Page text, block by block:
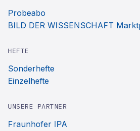
Probeabo
BILD DER WISSENSCHAFT
HEFTE
Sonderhefte
Einzelhefte
UNSERE PARTNER
Fraunhofer IPA